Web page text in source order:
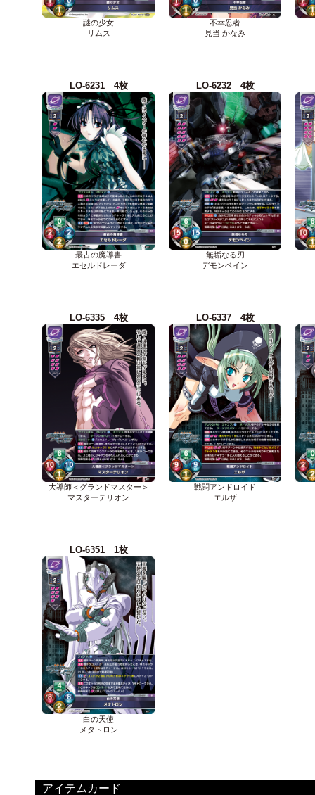
謎の少女
リムス
不幸忍者
見当 かなみ
LO-6231 4枚
最古の魔導書
エセルドレーダ
LO-6232 4枚
無垢なる刃
デモンベイン
LO-6335 4枚
大導師＜グランドマスター＞
マスターテリオン
LO-6337 4枚
戦闘アンドロイド
エルザ
LO-6351 1枚
白の天使
メタトロン
アイテムカード